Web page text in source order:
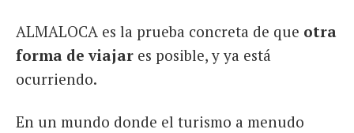
ALMALOCA es la prueba concreta de que otra
forma de viajar es posible, y ya está
ocurriendo.
En un mundo donde el turismo a menudo